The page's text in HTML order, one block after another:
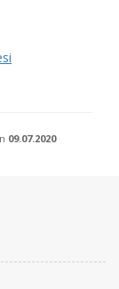
09.07.2020